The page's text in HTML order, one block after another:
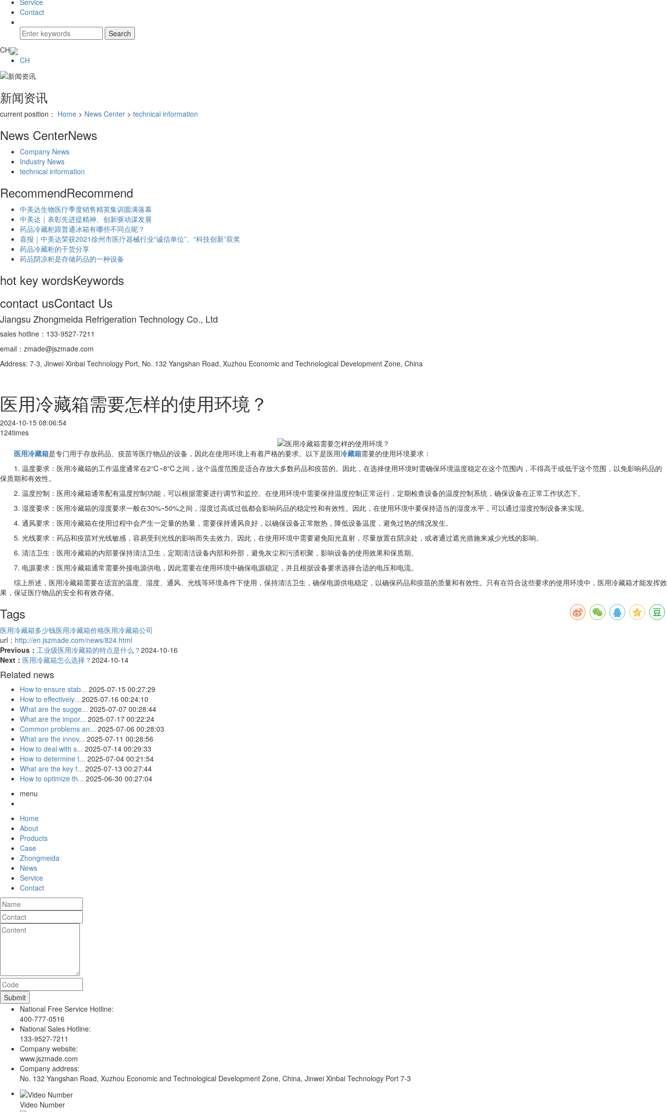
Service
Contact
CH
CH
新闻资讯
current position： Home > News Center > technical information
News CenterNews
Company News
Industry News
technical information
RecommendRecommend
中美达生物医疗季度销售精英集训圆满落幕
中美达｜表彰先进提精神、创新驱动谋发展
药品冷藏柜跟普通冰箱有哪些不同点呢？
喜报｜中美达荣获2021徐州市医疗器械行业“诚信单位”、“科技创新”双奖
药品冷藏柜的干货分享
药品阴凉柜是存储药品的一种设备
hot key wordsKeywords
contact usContact Us
Jiangsu Zhongmeida Refrigeration Technology Co., Ltd
sales hotline：133-9527-7211
email：zmade@jszmade.com
Address: 7-3, Jinwei·Xinbai Technology Port, No. 132 Yangshan Road, Xuzhou Economic and Technological Development Zone, China
医用冷藏箱需要怎样的使用环境？
2024-10-15 08:06:54
124times
医用冷藏箱是专门用于存放药品、疫苗等医疗物品的设备，因此在使用环境上有着严格的要求。以下是医用冷藏箱需要的使用环境要求：
1. 温度要求：医用冷藏箱的工作温度通常在2℃~8℃之间，这个温度范围是适合存放大多数药品和疫苗的。因此，在选择使用环境时需确保环境温度稳定在这个范围内，不得高于或低于这个范围，以免影响药品的
保质期和有效性。
2. 温度控制：医用冷藏箱通常配有温度控制功能，可以根据需要进行调节和监控。在使用环境中需要保持温度控制正常运行，定期检查设备的温度控制系统，确保设备在正常工作状态下。
3. 湿度要求：医用冷藏箱的湿度要求一般在30%~50%之间，湿度过高或过低都会影响药品的稳定性和有效性。因此，在使用环境中要保持适当的湿度水平，可以通过湿度控制设备来实现。
4. 通风要求：医用冷藏箱在使用过程中会产生一定量的热量，需要保持通风良好，以确保设备正常散热，降低设备温度，避免过热的情况发生。
5. 光线要求：药品和疫苗对光线敏感，容易受到光线的影响而失去效力。因此，在使用环境中需要避免阳光直射，尽量放置在阴凉处，或者通过遮光措施来减少光线的影响。
6. 清洁卫生：医用冷藏箱的内部要保持清洁卫生，定期清洁设备内部和外部，避免灰尘和污渍积聚，影响设备的使用效果和保质期。
7. 电源要求：医用冷藏箱通常需要外接电源供电，因此需要在使用环境中确保电源稳定，并且根据设备要求选择合适的电压和电流。
综上所述，医用冷藏箱需要在适宜的温度、湿度、通风、光线等环境条件下使用，保持清洁卫生，确保电源供电稳定，以确保药品和疫苗的质量和有效性。只有在符合这些要求的使用环境中，医用冷藏箱才能发挥效
果，保证医疗物品的安全和有效存储。
Tags
医用冷藏箱多少钱医用冷藏箱价格医用冷藏箱公司
url： http://en.jszmade.com/news/824.html
Previous： 工业级医用冷藏箱的特点是什么？2024-10-16
Next： 医用冷藏箱怎么选择？2024-10-14
Related news
How to ensure stab... 2025-07-15 00:27:29
How to effectively... 2025-07-16 00:24:10
What are the sugge... 2025-07-07 00:28:44
What are the impor... 2025-07-17 00:22:24
Common problems an... 2025-07-06 00:28:03
What are the innov... 2025-07-11 00:28:56
How to deal with s... 2025-07-14 00:29:33
How to determine t... 2025-07-04 00:21:54
What are the key f... 2025-07-13 00:27:44
How to optimize th... 2025-06-30 00:27:04
menu
Home
About
Products
Case
Zhongmeida
News
Service
Contact
National Free Service Hotline:
400-777-0516
National Sales Hotline:
133-9527-7211
Company website:
www.jszmade.com
Company address:
No. 132 Yangshan Road, Xuzhou Economic and Technological Development Zone, China, Jinwei Xinbai Technology Port 7-3
Video Number